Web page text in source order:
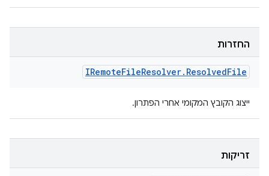
החזרות
IRemoteFileResolver. ResolvedFile
ייצוג הקובץ המקומי אחרי הפתרון.
זריקות